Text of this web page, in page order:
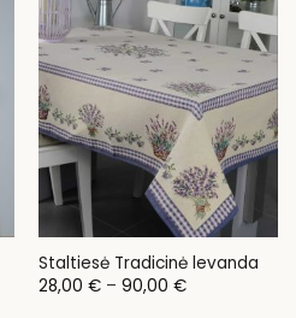
Staltiesė Tradicinė levanda
28,00 € – 90,00 €Price